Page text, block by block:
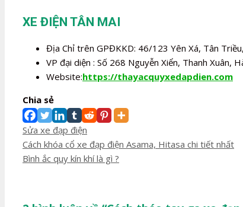
XE ĐIỆN TÂN MAI
Địa Chỉ trên GPĐKKD: 46/123 Yên Xá, Tân
VP đại diện : Số 268 Nguyễn Xiển, Thanh Xuân,
Website:https://thayacquyxedapdien.com
Chia sẻ
Danh
mục
Sửa xe đạp điện
Điều
hướng
Cách khóa cổ xe đạp điện Asama, Hitasa chi tiết nhất
Bình ắc quy kín khí là gì ?